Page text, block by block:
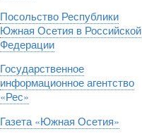
Посольство Республики
Южная Осетия в Российской
Федерации
Государственное
информационное агентство
«Рес»
Газета «Южная Осетия»